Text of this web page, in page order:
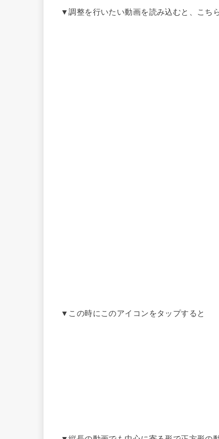
▼調整を行いたい動画を読み込むと、こち
▼この時にこのアイコンをタップすると